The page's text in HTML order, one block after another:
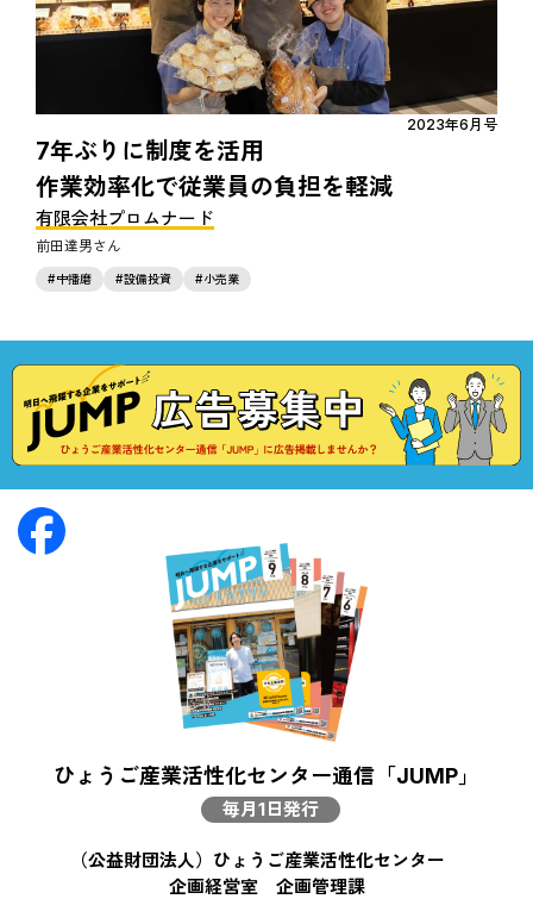
2023年6月号
7年ぶりに制度を活用
作業効率化で従業員の負担を軽減
有限会社プロムナード
前田達男
中播磨 設備投資 小売業
ひょうご産業活性化センター通信「JUMP」
毎月1日発行
（公益財団法人）ひょうご産業活性化センター
企画経営室 企画管理課